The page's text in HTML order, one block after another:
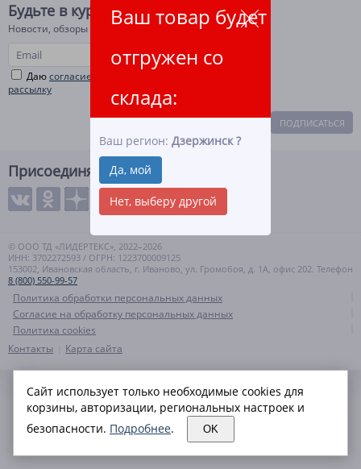
Ваш товар будет
отгружен со
склада:
Ваш регион:Дзержинск ?
Да, мой
Нет, выберу другой
Будьте в курсе!
Новости, обзоры и акции
Даюсогласие на рекламную и информационную
рассылку
ПОДПИСАТЬСЯ
Присоединяйтесь
© ООО ТД «ЛИДЕРТЕКС», 2022–2026
ИНН: 3702272593 / ОГРН: 1223700009125
153002, Ивановская область, г. Иваново, ул. Громобоя, д. 1А, офис 202. Телефон
8 (800) 550-99-57
Политика обработки персональных данных
Согласие на обработку персональных данных
Политика cookies
Контакты
Карта сайта
Сайт использует только необходимые cookies для
корзины, авторизации, региональных настроек и
безопасности. Подробнее. OK